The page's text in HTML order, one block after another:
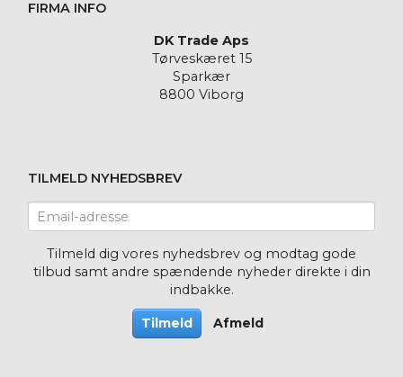
FIRMA INFO
DK Trade Aps
Tørveskæret 15
Sparkær
8800 Viborg
TILMELD NYHEDSBREV
adresse
Tilmeld dig vores nyhedsbrev og modtag gode
tilbud samt andre spændende nyheder direkte i din
indbakke.
Tilmeld Afmeld